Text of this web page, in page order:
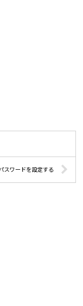
スワードを設定する